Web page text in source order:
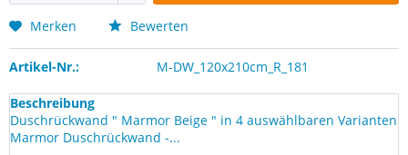
Merken Bewerten
Artikel-Nr.: M-DW_120x210cm_R_181
Beschreibung
Duschrückwand " Marmor Beige " in 4 auswählbaren Varianten
Marmor Duschrückwand -...